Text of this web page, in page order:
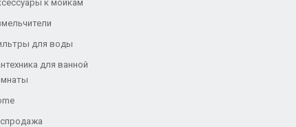
к мойкам
для воды
для ванной